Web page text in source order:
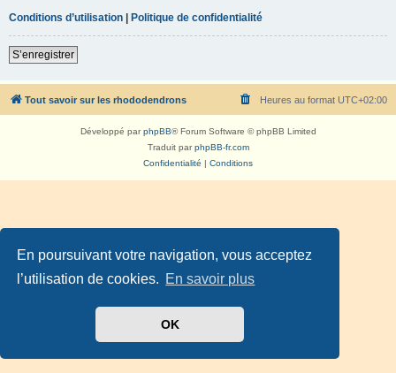
En poursuivant votre navigation, vous acceptez
l’utilisation de cookies. En savoir plus
OK
Conditions d’utilisation | Politique de confidentialité
S’enregistrer
Tout savoir sur les rhododendrons Heures au format UTC+02:00
Développé parphpBB® Forum Software © phpBB Limited
Traduit parphpBB-fr.com
Confidentialité | Conditions